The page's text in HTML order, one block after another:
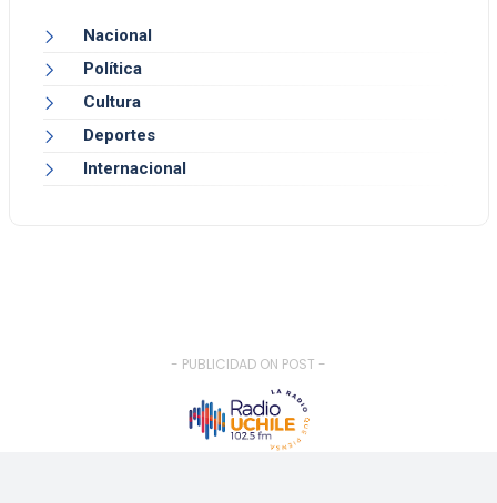
Nacional
Política
Cultura
Deportes
Internacional
- PUBLICIDAD ON POST -